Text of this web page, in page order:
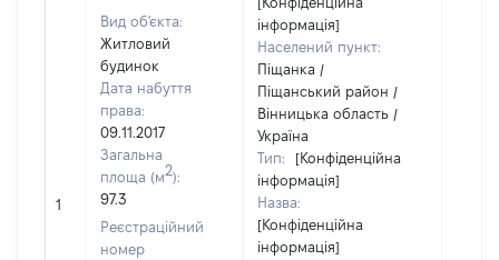
1
Вид об'єкта:
Житловий
будинок
Дата набуття
права:
09.11.2017
Загальна
площа (м2):
97.3
Реєстраційний
номер
інформація]
Населений пункт:
Піщанка /
Піщанський район /
Вінницька область /
Україна
Тип:
[Конфіденційна
інформація]
Назва:
[Конфіденційна
інформація]